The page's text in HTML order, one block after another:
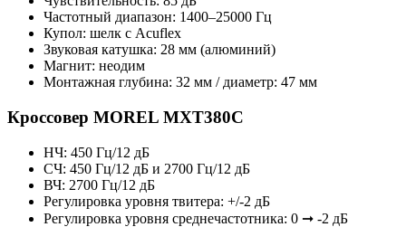
Частотный диапазон: 1400–25000 Гц
Купол: шелк с Acuflex
Звуковая катушка: 28 мм (алюминий)
Магнит: неодим
Монтажная глубина: 32 мм / диаметр: 47 мм
Кроссовер MOREL MXT380C
НЧ: 450 Гц/12 дБ
СЧ: 450 Гц/12 дБ и 2700 Гц/12 дБ
ВЧ: 2700 Гц/12 дБ
Регулировка уровня твитера: +/-2 дБ
Регулировка уровня среднечастотника: 0 ➞ -2 дБ